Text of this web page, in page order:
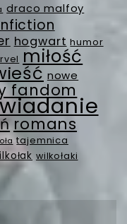
draco malfoy
hogwart humor
miłość
nowe
fandom
romans
tajemnica
wilkołaki